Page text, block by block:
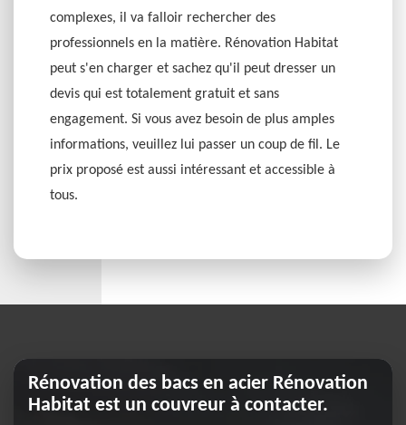
complexes, il va falloir rechercher des
professionnels en la matière. Rénovation Habitat
peut s'en charger et sachez qu'il peut dresser un
devis qui est totalement gratuit et sans
engagement. Si vous avez besoin de plus amples
informations, veuillez lui passer un coup de fil. Le
prix proposé est aussi intéressant et accessible à
tous.
Rénovation des bacs en acier Rénovation
Habitat est un couvreur à contacter.